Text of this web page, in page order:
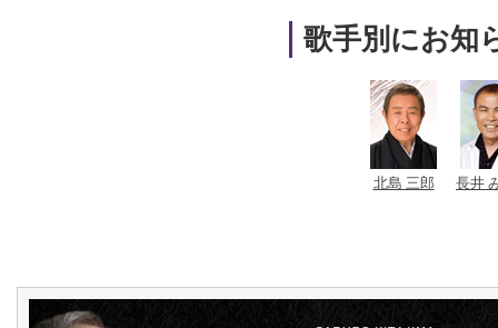
歌手別にお知
北島 三郎 長井